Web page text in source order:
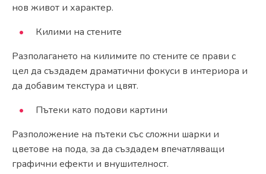
нов живот и характер.
Килими на стените
Разполагането на килимите по стените се прави с
цел да създадем драматични фокуси в интериора и
да добавим текстура и цвят.
Пътеки като подови картини
Разположение на пътеки със сложни шарки и
цветове на пода, за да създадем впечатляващи
графични ефекти и внушителност.